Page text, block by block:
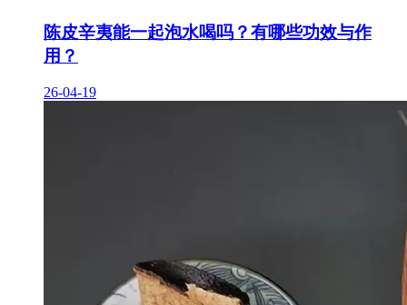
陈皮辛夷能一起泡水喝吗？有哪些功效与作
用？
26-04-19